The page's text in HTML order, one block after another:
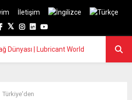
İletişim
Facebook
TwitterInstagram
LinkedinYoutube
Türkiye'den